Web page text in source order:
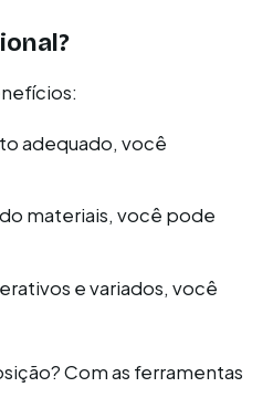
adequado, você
materiais, você pode
e variados, você
Com as ferramentas